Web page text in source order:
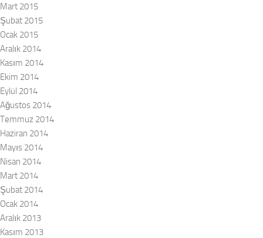
Mart 2015
Şubat 2015
Ocak 2015
Aralık 2014
Kasım 2014
Ekim 2014
Eylül 2014
Ağustos 2014
Temmuz 2014
Haziran 2014
Mayıs 2014
Nisan 2014
Mart 2014
Şubat 2014
Ocak 2014
Aralık 2013
Kasım 2013